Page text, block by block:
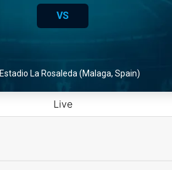
VS
Estadio La Rosaleda (Malaga, Spain)
Live